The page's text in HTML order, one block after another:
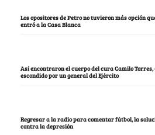
Los opositores de Petro no tuvieron más opción
entró a la Casa Blanca
Así encontraron el cuerpo del cura Camilo Torres,
escondido por un general del Ejército
Regresar a la radio para comentar fútbol, la
contra la depresión